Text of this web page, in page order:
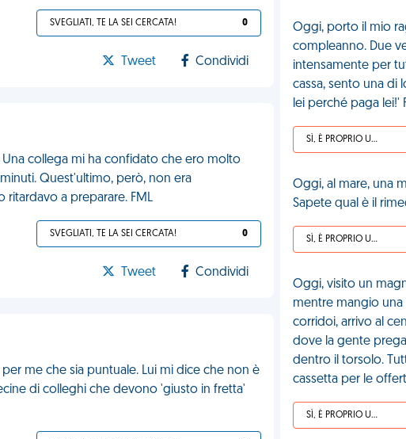
SVEGLIATI, TE LA SEI CERCATA! 0
Tweet Condividi
collega mi ha confidato che ero molto
Quest'ultimo, però, non era
a preparare. FML
SVEGLIATI, TE LA SEI CERCATA! 0
Tweet Condividi
me che sia puntuale. Lui mi dice che non è
di colleghi che devono 'giusto in fretta'
Oggi, porto il mio
compleanno. Due
intensamente per
cassa, sento una di
lei perché paga lei!'
SÌ, È PROPRIO UNA VDM!
Oggi, al mare, una
Sapete qual è il
SÌ, È PROPRIO UNA VDM!
Oggi, visito un
mentre mangio
corridoi, arrivo al
dove la gente
dentro il torsolo.
cassetta per le
SÌ, È PROPRIO UNA VDM!